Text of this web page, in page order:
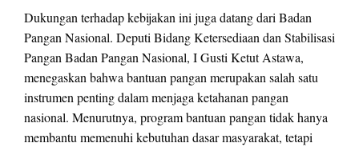
Dukungan terhadap kebijakan ini juga datang dari Badan
Pangan Nasional. Deputi Bidang Ketersediaan dan Stabilisasi
Pangan Badan Pangan Nasional, I Gusti Ketut Astawa,
menegaskan bahwa bantuan pangan merupakan salah satu
instrumen penting dalam menjaga ketahanan pangan
nasional. Menurutnya, program bantuan pangan tidak hanya
membantu memenuhi kebutuhan dasar masyarakat, tetapi